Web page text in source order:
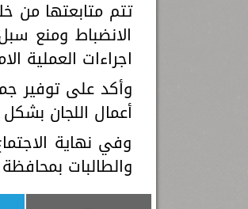
تتم متابعتها من
الانضباط ومنع
اجراءات العملية
وأكد على توفير
أعمال اللجان
وفي نهاية
والطالبات